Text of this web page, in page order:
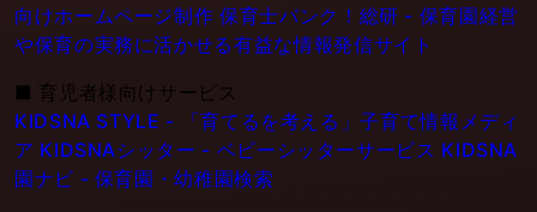
向けホームページ制作 保育士バンク！総研 - 保育園経営
や保育の実務に活かせる有益な情報発信サイト
■ 育児者様向けサービス
KIDSNA STYLE - 「育てるを考える」子育て情報メディ
ア KIDSNAシッター - ベビーシッターサービス KIDSNA
園ナビ - 保育園・幼稚園検索